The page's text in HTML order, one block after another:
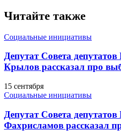
Читайте также
Социальные инициативы
Депутат Совета
Крылов рассказал про
15 сентября
Социальные инициативы
Депутат Совета
Фахрисламов рассказал